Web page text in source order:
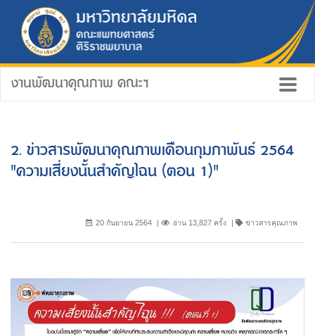
งานพัฒนาคุณภาพ คณะฯ
2. ข่าวสารพัฒนาคุณภาพเดือนกุมภาพันธ์ 2564
"ความเสี่ยงนั้นสำคัญไฉน (ตอน 1)"
20 กันยายน 2564 อ่าน 13,827 ครั้ง ข่าวสารคุณภาพ